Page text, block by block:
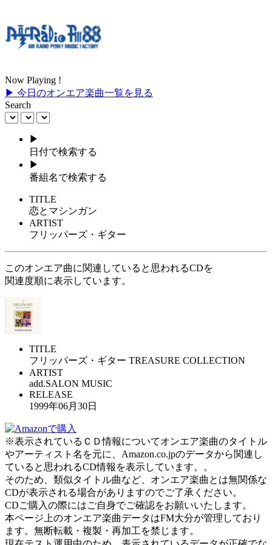
Now Playing !
▶ 今日のオンエア楽曲一覧を見る
Search
▶
日付で検索する
▶
番組名で検索する
TITLE
恋とマシンガン
ARTIST
フリッパーズ・ギター
このオンエア曲に関連していると思われるCDを
関連度順に表示しています。
TITLE
フリッパーズ・ギター TREASURE COLLECTION
ARTIST
add.SALON MUSIC
RELEASE
1999年06月30日
※表示されているＣＤ情報についてオンエア楽曲のタイトル
やアーティスト名を元に、Amazon.co.jpのデータから関連し
ていると思われるCD情報を表示しています。。
そのため、類似タイトル曲など、オンエア楽曲とは無関係な
CDが表示される場合がありますのでご了承ください。
CDご購入の際にはご自身でご確認をお願いいたします。
本ページ上のオンエア楽曲データはFM大分が管理しており
ます。無断転載・複製・再加工を禁じます。